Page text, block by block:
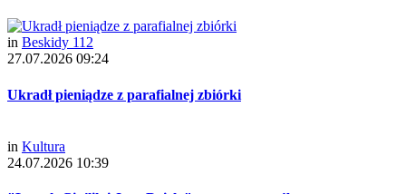
in Beskidy 112
27.07.2026 09:24
Ukradł pieniądze z parafialnej zbiórki
in Kultura
24.07.2026 10:39